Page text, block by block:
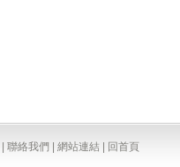
聯絡我們 網站連結
回首頁